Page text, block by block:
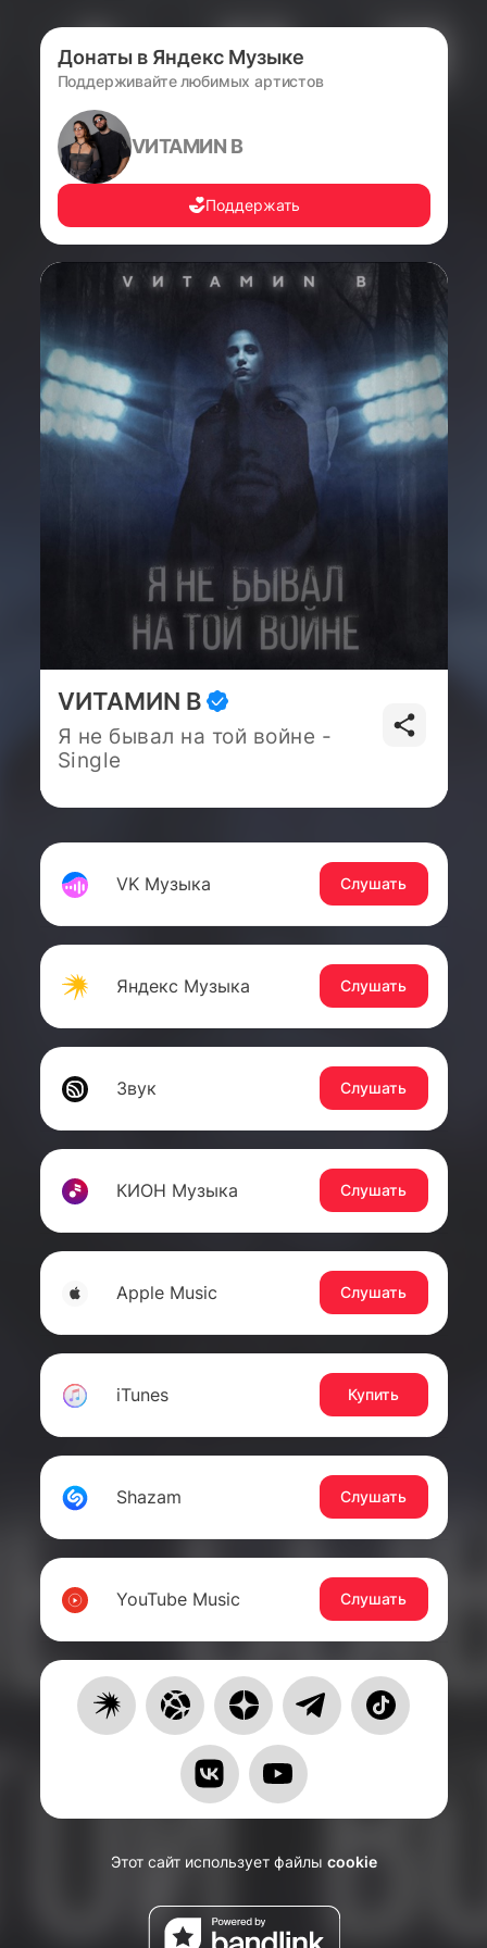
Донаты в Яндекс Музыке
Поддерживайте любимых артистов
VИТАМИN B
Поддержать
VИТАМИN B
Я не бывал на той войне -
Single
VK Музыка Слушать
Яндекс Музыка Слушать
Звук Слушать
КИОН Музыка Слушать
Apple Music Слушать
iTunes Купить
Shazam Слушать
YouTube Music Слушать
Этот сайт использует файлы cookie